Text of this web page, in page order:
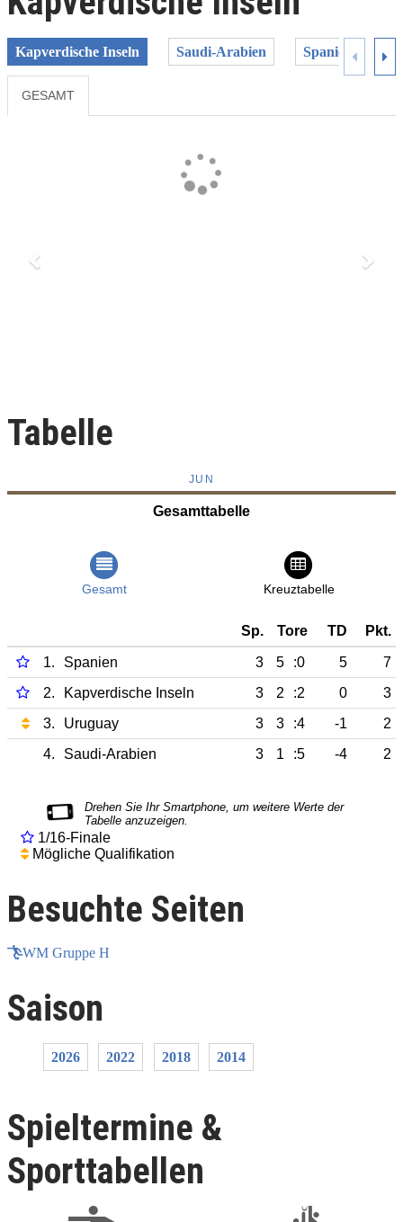
Kapverdische Inseln Saudi-Arabien Spanien
GESAMT
Tabelle
JUN
Gesamttabelle
Gesamt Kreuztabelle
Sp. Tore TD Pkt.
1. Spanien 3 5 :0 5
7
2.
Kapverdische Inseln 3 2 :2 0
3
3.
Uruguay 3 3 :4 -1
2
4.
Saudi-Arabien 3 1 :5 -4 2
1/16-Finale
Mögliche Qualifikation
Besuchte Seiten
WM Gruppe H
Saison
2026 2022 2018 2014
Spieltermine &
Sporttabellen